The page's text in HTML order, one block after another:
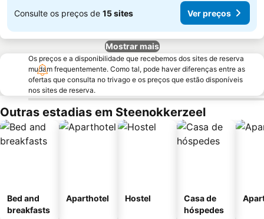
Consulte os preços de 15 sites Ver preços
Mostrar mais
Os preços e a disponibilidade que recebemos dos sites de reserva
mudam frequentemente. Como tal, pode haver diferenças entre as
ofertas que consulta no trivago e os preços que estão disponíveis
nos sites de reserva.
Outras estadias em Steenokkerzeel
Bed and
breakfasts
Aparthotel Hostel
Casa de
hóspedes